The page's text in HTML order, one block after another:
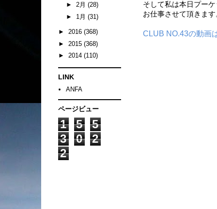
そして私は本日プー
お仕事させて頂きます
CLUB NO.43の動画
► 2月 (28)
► 1月 (31)
► 2016 (368)
► 2015 (368)
► 2014 (110)
LINK
ANFA
ページビュー
1 5
5
3
0
2
2